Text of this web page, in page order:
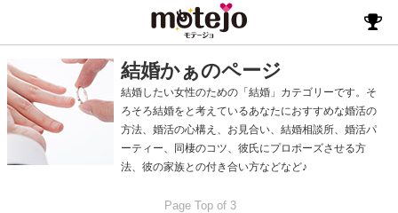
結婚かぁのページ
結婚したい女性のための「結婚」カテゴリーです。そ
ろそろ結婚をと考えているあなたにおすすめな婚活の
方法、婚活の心構え、お見合い、結婚相談所、婚活パ
ーティー、同棲のコツ、彼氏にプロポーズさせる方
法、彼の家族との付き合い方などなど♪
Page Top of 3